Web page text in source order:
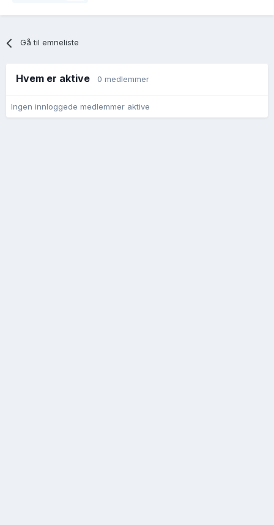
Gå til emneliste
Hvem er aktive 0 medlemmer
Ingen innloggede medlemmer aktive